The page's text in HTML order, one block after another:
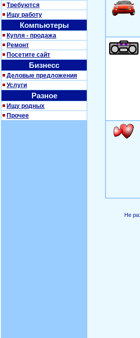
Требуются
Ищу работу
Компьютеры
Купля - продажа
Ремонт
Посетите сайт
Бизнесс
Деловые предложения
Услуги
Разное
Ищу родных
Прочее
Не